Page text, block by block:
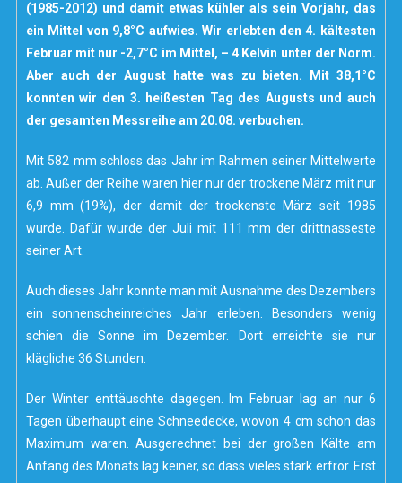
(1985-2012) und damit etwas kühler als sein Vorjahr, das
ein Mittel von 9,8°C aufwies. Wir erlebten den 4. kältesten
Februar mit nur -2,7°C im Mittel, – 4 Kelvin unter der Norm.
Aber auch der August hatte was zu bieten. Mit 38,1°C
konnten wir den 3. heißesten Tag des Augusts und auch
der gesamten Messreihe am 20.08. verbuchen.
Mit 582 mm schloss das Jahr im Rahmen seiner Mittelwerte
ab. Außer der Reihe waren hier nur der trockene März mit nur
6,9 mm (19%), der damit der trockenste März seit 1985
wurde. Dafür wurde der Juli mit 111 mm der drittnasseste
seiner Art.
Auch dieses Jahr konnte man mit Ausnahme des Dezembers
ein sonnenscheinreiches Jahr erleben. Besonders wenig
schien die Sonne im Dezember. Dort erreichte sie nur
klägliche 36 Stunden.
Der Winter enttäuschte dagegen. Im Februar lag an nur 6
Tagen überhaupt eine Schneedecke, wovon 4 cm schon das
Maximum waren. Ausgerechnet bei der großen Kälte am
Anfang des Monats lag keiner, so dass vieles stark erfror. Erst